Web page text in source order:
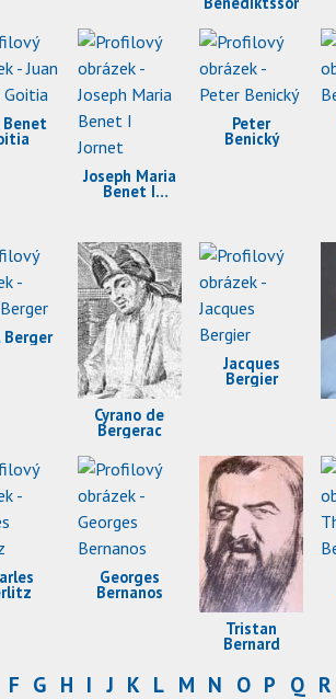
Benet
Joseph Maria
Benet I
Peter
Benický
Berger
Cyrano de
Bergerac
Jacques
Bergier
Georges
Bernanos
Tristan
Bernard
F G H I J K L M N O P Q R